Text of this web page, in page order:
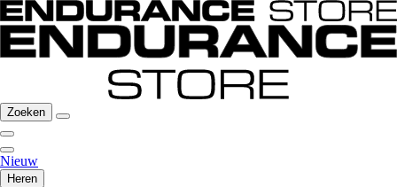
Zoeken
Nieuw
Heren